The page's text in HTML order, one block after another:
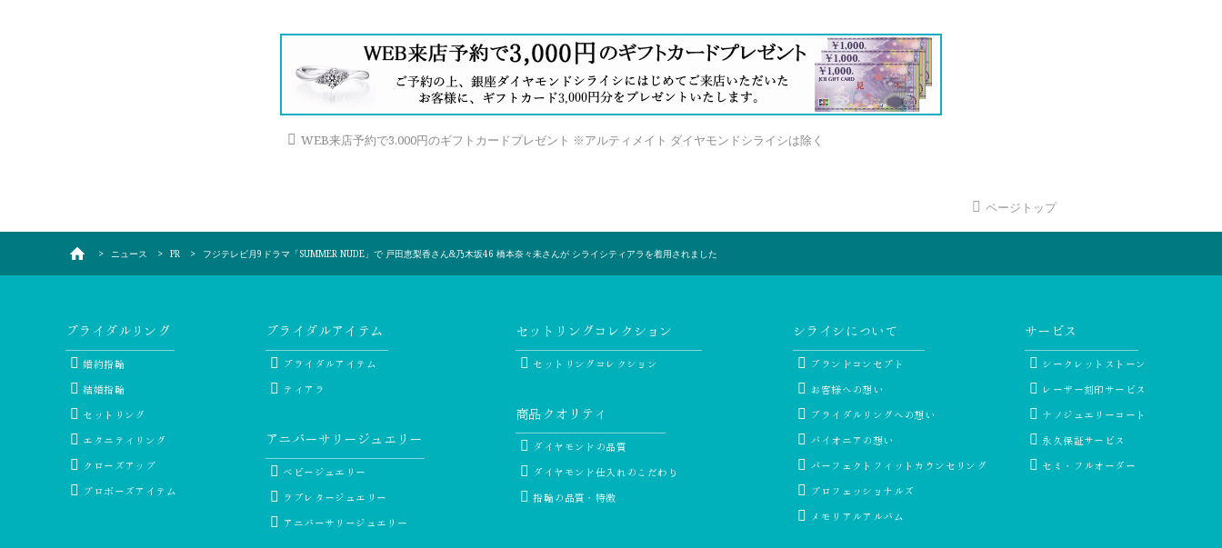
WEB来店予約で3,000円のギフトカードプレゼント ※アルティメイト ダイヤモンドシライシは除く
ページトップ
ニュース PR フジテレビ月9ドラマ「SUMMER NUDE」で 戸田恵梨香さん&乃木坂46 橋本奈々未さんが シライシティアラを着用されました
ブライダルリング
婚約指輪
結婚指輪
セットリング
エタニティリング
クローズアップ
プロポーズアイテム
ブライダルアイテム
ブライダルアイテム
ティアラ
アニバーサリージュエリー
ベビージュエリー
ラブレタージュエリー
アニバーサリージュエリー
セットリングコレクション
セットリングコレクション
商品クオリティ
ダイヤモンドの品質
ダイヤモンド仕入れのこだわり
指輪の品質・特徴
シライシについて
ブランドコンセプト
お客様への想い
ブライダルリングへの想い
パイオニアの想い
パーフェクトフィットカウンセリング
プロフェッショナルズ
メモリアルアルバム
サービス
シークレットストーン
レーザー刻印サービス
ナノジュエリーコート
永久保証サービス
セミ・フルオーダー